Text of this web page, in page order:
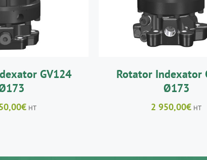
GV124
€ HT
Rotator Indexator
Ø173
2 950,00€ HT